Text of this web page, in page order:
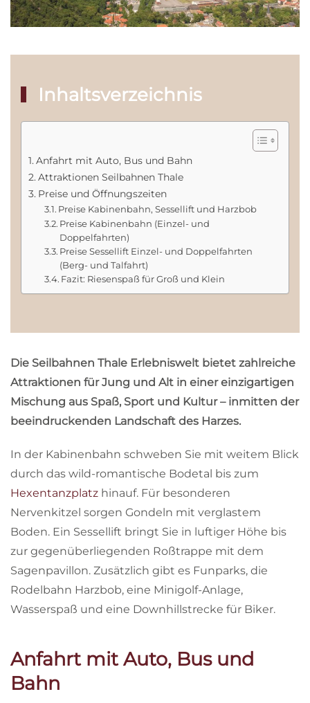
Die Seilbahnen Thale Erlebniswelt bietet zahlreiche
Attraktionen für Jung und Alt in einer einzigartigen
Mischung aus Spaß, Sport und Kultur – inmitten der
beeindruckenden Landschaft des Harzes.
In der Kabinenbahn schweben Sie mit weitem Blick
durch das wild-romantische Bodetal bis zum
Hexentanzplatz hinauf. Für besonderen
Nervenkitzel sorgen Gondeln mit verglastem
Boden. Ein Sessellift bringt Sie in luftiger Höhe bis
zur gegenüberliegenden Roßtrappe mit dem
Sagenpavillon. Zusätzlich gibt es Funparks, die
Rodelbahn Harzbob, eine Minigolf-Anlage,
Wasserspaß und eine Downhillstrecke für Biker.
Anfahrt mit Auto, Bus und
Bahn
Inhaltsverzeichnis
Anfahrt mit Auto, Bus und Bahn
Attraktionen Seilbahnen Thale
Preise und Öffnungszeiten
Preise Kabinenbahn, Sessellift und Harzbob
Preise Kabinenbahn (Einzel- und
Doppelfahrten)
Preise Sessellift Einzel- und Doppelfahrten
(Berg- und Talfahrt)
Fazit: Riesenspaß für Groß und Klein